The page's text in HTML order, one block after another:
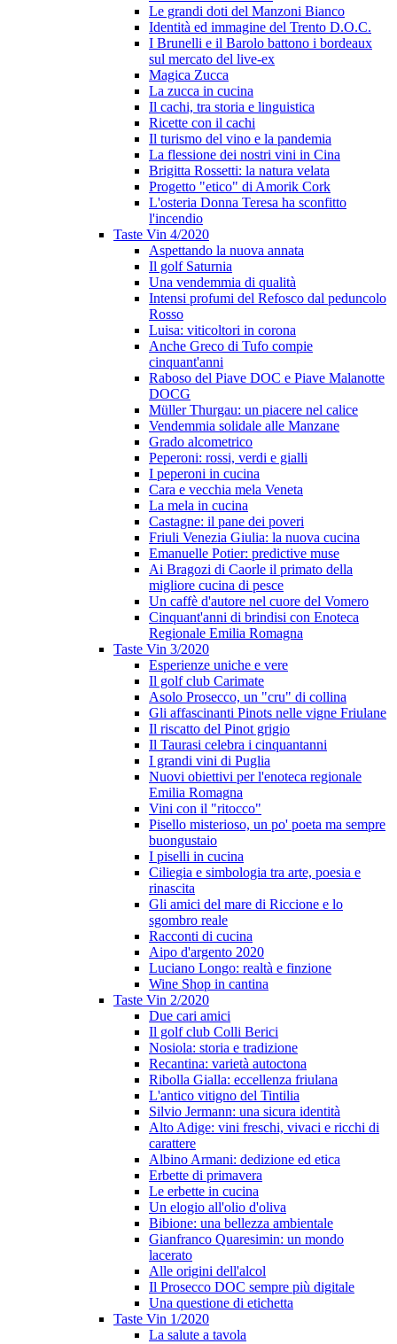
Le grandi doti del Manzoni Bianco
Identità ed immagine del Trento D.O.C.
I Brunelli e il Barolo battono i bordeaux
sul mercato del live-ex
Magica Zucca
La zucca in cucina
Il cachi, tra storia e linguistica
Ricette con il cachi
Il turismo del vino e la pandemia
La flessione dei nostri vini in Cina
Brigitta Rossetti: la natura velata
Progetto "etico" di Amorik Cork
L'osteria Donna Teresa ha sconfitto
l'incendio
Taste Vin 4/2020
Aspettando la nuova annata
Il golf Saturnia
Una vendemmia di qualità
Intensi profumi del Refosco dal peduncolo
Rosso
Luisa: viticoltori in corona
Anche Greco di Tufo compie
cinquant'anni
Raboso del Piave DOC e Piave Malanotte
DOCG
Müller Thurgau: un piacere nel calice
Vendemmia solidale alle Manzane
Grado alcometrico
Peperoni: rossi, verdi e gialli
I peperoni in cucina
Cara e vecchia mela Veneta
La mela in cucina
Castagne: il pane dei poveri
Friuli Venezia Giulia: la nuova cucina
Emanuelle Potier: predictive muse
Ai Bragozi di Caorle il primato della
migliore cucina di pesce
Un caffè d'autore nel cuore del Vomero
Cinquant'anni di brindisi con Enoteca
Regionale Emilia Romagna
Taste Vin 3/2020
Esperienze uniche e vere
Il golf club Carimate
Asolo Prosecco, un "cru" di collina
Gli affascinanti Pinots nelle vigne Friulane
Il riscatto del Pinot grigio
Il Taurasi celebra i cinquantanni
I grandi vini di Puglia
Nuovi obiettivi per l'enoteca regionale
Emilia Romagna
Vini con il "ritocco"
Pisello misterioso, un po' poeta ma sempre
buongustaio
I piselli in cucina
Ciliegia e simbologia tra arte, poesia e
rinascita
Gli amici del mare di Riccione e lo
sgombro reale
Racconti di cucina
Aipo d'argento 2020
Luciano Longo: realtà e finzione
Wine Shop in cantina
Taste Vin 2/2020
Due cari amici
Il golf club Colli Berici
Nosiola: storia e tradizione
Recantina: varietà autoctona
Ribolla Gialla: eccellenza friulana
L'antico vitigno del Tintilia
Silvio Jermann: una sicura identità
Alto Adige: vini freschi, vivaci e ricchi di
carattere
Albino Armani: dedizione ed etica
Erbette di primavera
Le erbette in cucina
Un elogio all'olio d'oliva
Bibione: una bellezza ambientale
Gianfranco Quaresimin: un mondo
lacerato
Alle origini dell'alcol
Il Prosecco DOC sempre più digitale
Una questione di etichetta
Taste Vin 1/2020
La salute a tavola